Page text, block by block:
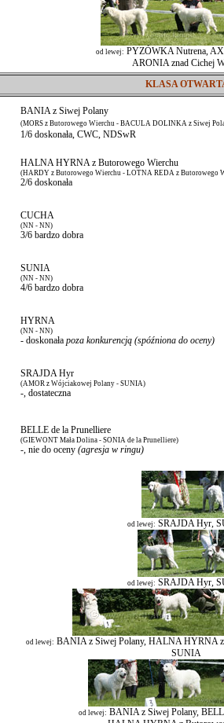
od lewej: PYZÓWKA Nutrena,
ARONIA znad Cichej
KLASA
BANIA z Siwej Polany
(MORS z Butorowego Wierchu - BACULA DOLINKA z Siwej
1/6 doskonała, CWC, NDSwR
HALNA HYRNA z Butorowego Wierchu
(HARDY z Butorowego Wierchu - LOTNA REDA z Butorowego
2/6 doskonała
CUCHA
(NN - NN)
3/6 bardzo dobra
SUNIA
(NN - NN)
4/6 bardzo dobra
HYRNA
(NN - NN)
- doskonała poza konkurencją (spóźniona do oceny)
SRAJDA Hyr
(AMOR z Wójciakowej Polany - SUNIA)
-, dostateczna
BELLE de la Prunelliere
(GIEWONT Mała Dolina - SONIA de la Prunelliere)
-, nie do oceny (agresja w ringu)
od lewej: SRAJDA Hyr,
od lewej: SRAJDA Hyr,
od lewej: BANIA z Siwej Polany, HALNA HYRNA
SUNIA
od lewej: BANIA z Siwej Polany,